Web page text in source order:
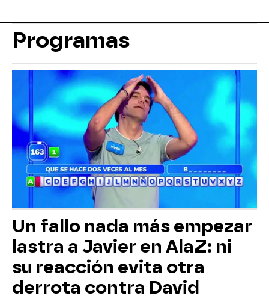
Programas
Un fallo nada más empezar
lastra a Javier en AlaZ: ni
su reacción evita otra
derrota contra David